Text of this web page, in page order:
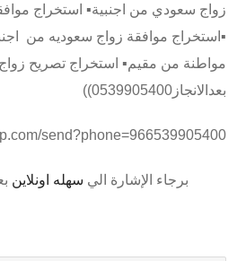
زواج سعودي من اجنبية▪️ استخراج
▪️استخراج موافقة زواج سعوديه من
مواطنة من مقيم▪️ استخراج تصريح
بعدالانجاز0539905400))
send?phone=966539905400
برجاء الإشارة الي سهله اونلاين